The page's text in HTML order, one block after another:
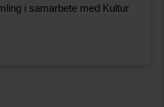
i samarbete med Kultur